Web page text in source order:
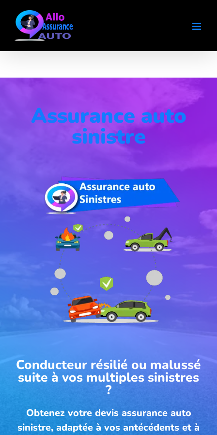
contenu
Assurance auto
sinistre
Conducteur résilié ou malussé
suite à vos multiples sinistres
?
Obtenez votre devis assurance auto
sinistre, adaptée à vos antécédents et à